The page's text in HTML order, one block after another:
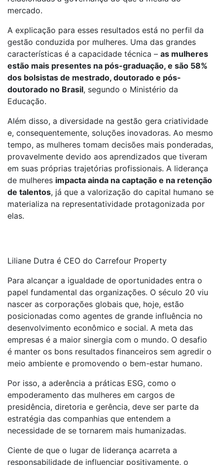
mercado.
A explicação para esses resultados está no perfil da
gestão conduzida por mulheres. Uma das grandes
características é a capacidade técnica – as mulheres
estão mais presentes na pós-graduação, e são 58%
dos bolsistas de mestrado, doutorado e pós-
doutorado no Brasil, segundo o Ministério da
Educação.
Além disso, a diversidade na gestão gera criatividade
e, consequentemente, soluções inovadoras. Ao mesmo
tempo, as mulheres tomam decisões mais ponderadas,
provavelmente devido aos aprendizados que tiveram
em suas próprias trajetórias profissionais. A liderança
de mulheres impacta ainda na captação e na retenção
de talentos, já que a valorização do capital humano se
materializa na representatividade protagonizada por
elas.
Liliane Dutra é CEO do Carrefour Property
Para alcançar a igualdade de oportunidades entra o
papel fundamental das organizações. O século 20 viu
nascer as corporações globais que, hoje, estão
posicionadas como agentes de grande influência no
desenvolvimento econômico e social. A meta das
empresas é a maior sinergia com o mundo. O desafio
é manter os bons resultados financeiros sem agredir o
meio ambiente e promovendo o bem-estar humano.
Por isso, a aderência a práticas ESG, como o
empoderamento das mulheres em cargos de
presidência, diretoria e gerência, deve ser parte da
estratégia das companhias que entendem a
necessidade de se tornarem mais humanizadas.
Ciente de que o lugar de liderança acarreta a
responsabilidade de influenciar positivamente, o